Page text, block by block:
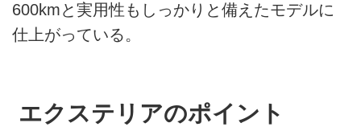
600kmと実用性もしっかりと備えたモデルに
仕上がっている。
エクステリアのポイント